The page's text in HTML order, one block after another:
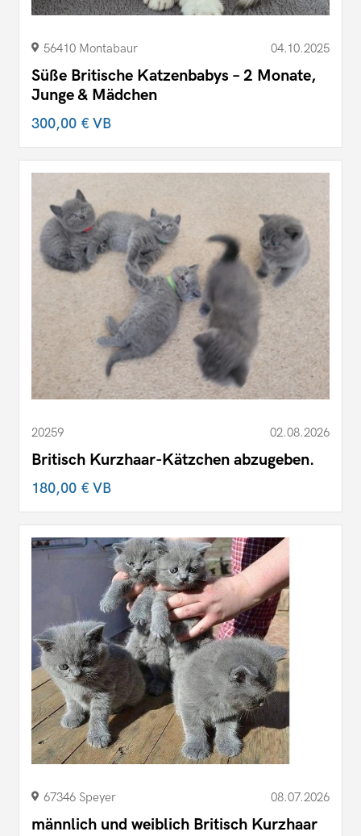
56410 Montabaur 04.10.2025
Süße Britische Katzenbabys – 2 Monate,
Junge & Mädchen
300,00 €VB
20259 02.08.2026
Britisch Kurzhaar-Kätzchen abzugeben.
180,00 €VB
67346 Speyer 08.07.2026
männlich und weiblich Britisch Kurzhaar